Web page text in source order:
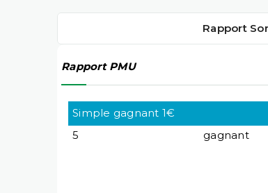
Rapport
Rapport PMU
Simple gagnant 1€
5
gagnant